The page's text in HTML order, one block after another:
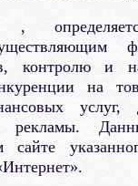
,
контролю и
на
услуг,
рекламы.